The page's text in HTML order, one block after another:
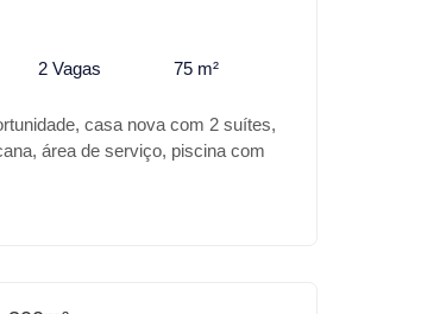
2 Vagas 75 m²
casa nova com 2 suítes,
área de serviço, piscina com
estrutura pronta para primeiro